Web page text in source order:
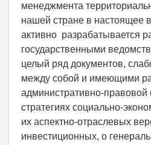
менеджмента
нашей стране в настоящее
активно разрабатывается
государственными
целый ряд документов,
между собой и имеющими
административно-правовой
стратегиях социально-
их аспектно-отраслевых
инвестиционных, о